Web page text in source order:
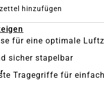
hinzufügen
für eine optimale
sicher stapelbar
Tragegriffe für